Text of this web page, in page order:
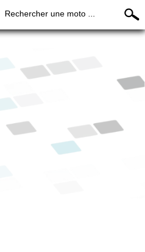
Rechercher une moto ...